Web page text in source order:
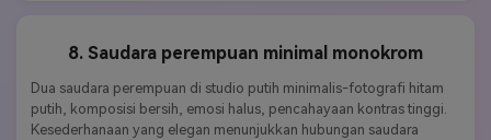
8. Saudara perempuan minimal monokrom
Dua saudara perempuan di studio putih minimalis-fotografi hitam
putih, komposisi bersih, emosi halus, pencahayaan kontras tinggi.
Kesederhanaan yang elegan menunjukkan hubungan saudara